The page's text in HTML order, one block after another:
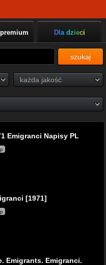
Dla dzieci
szukaj
Emigranci Napisy PL
[1971]
Emigrants. Emigranci.